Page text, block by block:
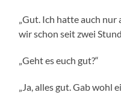
„Gut. Ich hatte auch nur
wir schon seit zwei
„Geht es euch gut?“
„Ja, alles gut. Gab wohl